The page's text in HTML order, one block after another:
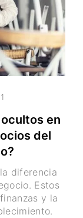
en
del
diferencia
Estos
y la